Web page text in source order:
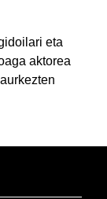
eta
aktorea